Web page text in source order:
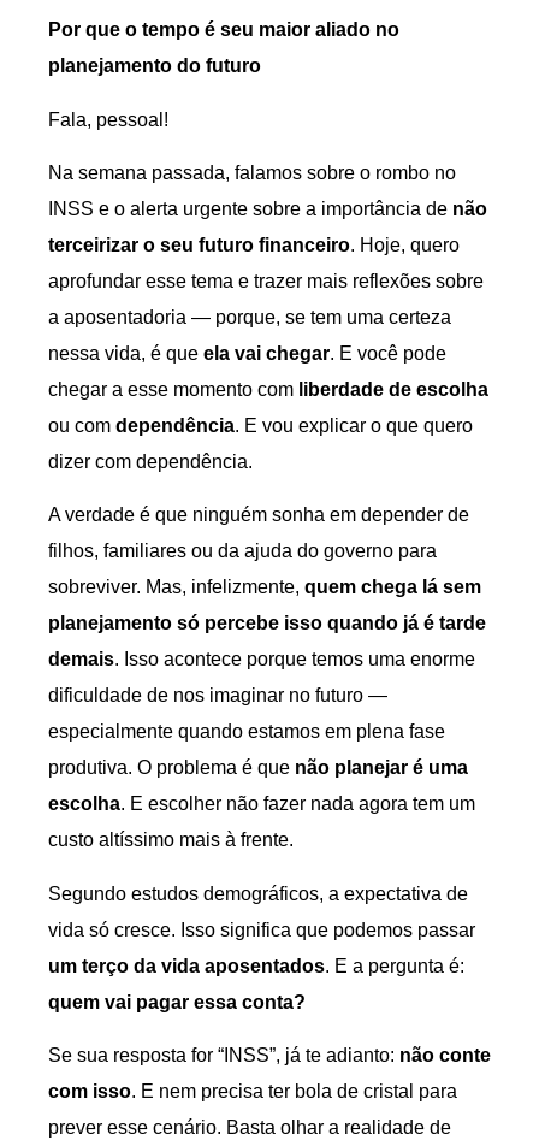
Por que o tempo é seu maior aliado no
planejamento do futuro
Fala, pessoal!
Na semana passada, falamos sobre o rombo no
INSS e o alerta urgente sobre a importância de não
terceirizar o seu futuro financeiro. Hoje, quero
aprofundar esse tema e trazer mais reflexões sobre
a aposentadoria — porque, se tem uma certeza
nessa vida, é que ela vai chegar. E você pode
chegar a esse momento com liberdade de escolha
ou com dependência. E vou explicar o que quero
dizer com dependência.
A verdade é que ninguém sonha em depender de
filhos, familiares ou da ajuda do governo para
sobreviver. Mas, infelizmente, quem chega lá sem
planejamento só percebe isso quando já é tarde
demais. Isso acontece porque temos uma enorme
dificuldade de nos imaginar no futuro —
especialmente quando estamos em plena fase
produtiva. O problema é que não planejar é uma
escolha. E escolher não fazer nada agora tem um
custo altíssimo mais à frente.
Segundo estudos demográficos, a expectativa de
vida só cresce. Isso significa que podemos passar
um terço da vida aposentados. E a pergunta é:
quem vai pagar essa conta?
Se sua resposta for “INSS”, já te adianto: não conte
com isso. E nem precisa ter bola de cristal para
prever esse cenário. Basta olhar a realidade de